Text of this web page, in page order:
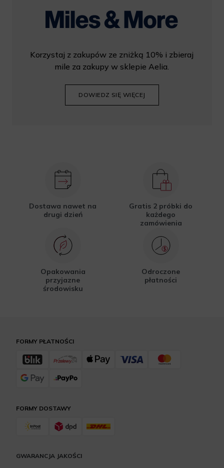
Korzystaj z zakupów ze zniżką 10% i zbieraj
mile za zakupy w sklepie Aelia.
DOWIEDZ SIĘ WIĘCEJ
Dostawa nawet na
drugi dzień
Gratis 2 próbki do
każdego
zamówienia
Opakowania
przyjazne
środowisku
Odroczone
płatności
FORMY DOSTAWY
FORMY PŁATNOŚCI
GWARANCJA JAKOŚCI